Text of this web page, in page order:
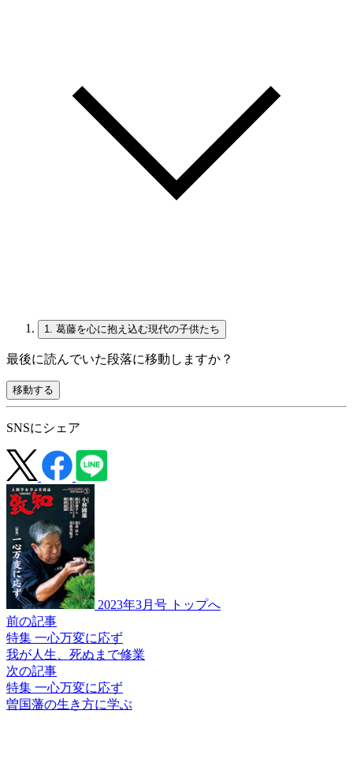
1. 葛藤を心に抱え込む現代の子供たち
最後に読んでいた段落に移動しますか？
移動する
SNSにシェア
2023年3月号 トップへ
前の記事
特集 一心万変に応ず
我が人生、死ぬまで修業
次の記事
特集 一心万変に応ず
曽国藩の生き方に学ぶ